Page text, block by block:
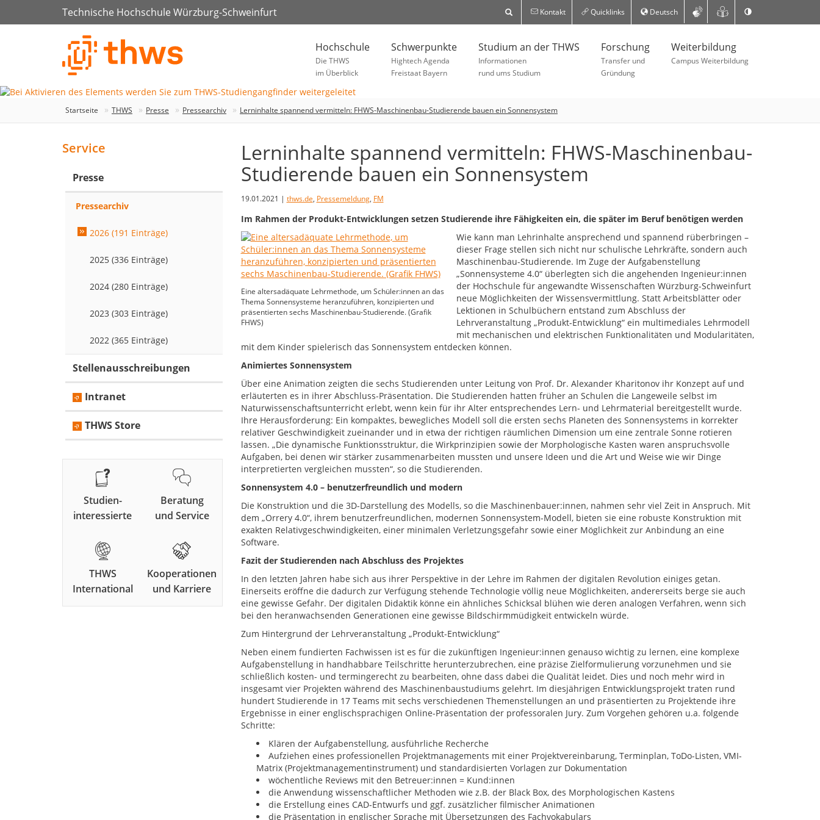
Technische Hochschule Würzburg-Schweinfurt Kontakt Quicklinks Deutsch
Hochschule
Die THWS
im Überblick
Schwerpunkte
Hightech Agenda
Freistaat Bayern
Studium an der THWS
Informationen
rund ums Studium
Forschung
Transfer und
Gründung
Weiterbildung
Campus Weiterbildung
Startseite THWS Presse Pressearchiv Lerninhalte spannend vermitteln: FHWS-Maschinenbau-Studierende bauen ein Sonnensystem
Lerninhalte spannend vermitteln: FHWS-Maschinenbau-
Studierende bauen ein Sonnensystem
19.01.2021 | thws.de, Pressemeldung, FM
Im Rahmen der Produkt-Entwicklungen setzen Studierende ihre Fähigkeiten ein, die später im Beruf benötigen werden
Eine altersadäquate Lehrmethode, um Schüler:innen an das
Thema Sonnensysteme heranzuführen, konzipierten und
präsentierten sechs Maschinenbau-Studierende. (Grafik
FHWS)
Wie kann man Lehrinhalte ansprechend und spannend rüberbringen –
dieser Frage stellen sich nicht nur schulische Lehrkräfte, sondern auch
Maschinenbau-Studierende. Im Zuge der Aufgabenstellung
„Sonnensysteme 4.0“ überlegten sich die angehenden Ingenieur:innen
der Hochschule für angewandte Wissenschaften Würzburg-Schweinfurt
neue Möglichkeiten der Wissensvermittlung. Statt Arbeitsblätter oder
Lektionen in Schulbüchern entstand zum Abschluss der
Lehrveranstaltung „Produkt-Entwicklung“ ein multimediales Lehrmodell
mit mechanischen und elektrischen Funktionalitäten und Modularitäten,
mit dem Kinder spielerisch das Sonnensystem entdecken können.
Animiertes Sonnensystem
Über eine Animation zeigten die sechs Studierenden unter Leitung von Prof. Dr. Alexander Kharitonov ihr Konzept auf und
erläuterten es in ihrer Abschluss-Präsentation. Die Studierenden hatten früher an Schulen die Langeweile selbst im
Naturwissenschaftsunterricht erlebt, wenn kein für ihr Alter entsprechendes Lern- und Lehrmaterial bereitgestellt wurde.
Ihre Herausforderung: Ein kompaktes, bewegliches Modell soll die ersten sechs Planeten des Sonnensystems in korrekter
relativer Geschwindigkeit zueinander und in etwa der richtigen räumlichen Dimension um eine zentrale Sonne rotieren
lassen. „Die dynamische Funktionsstruktur, die Wirkprinzipien sowie der Morphologische Kasten waren anspruchsvolle
Aufgaben, bei denen wir stärker zusammenarbeiten mussten und unsere Ideen und die Art und Weise wie wir Dinge
interpretierten vergleichen mussten“, so die Studierenden.
Sonnensystem 4.0 – benutzerfreundlich und modern
Die Konstruktion und die 3D-Darstellung des Modells, so die Maschinenbauer:innen, nahmen sehr viel Zeit in Anspruch. Mit
dem „Orrery 4.0“, ihrem benutzerfreundlichen, modernen Sonnensystem-Modell, bieten sie eine robuste Konstruktion mit
exakten Relativgeschwindigkeiten, einer minimalen Verletzungsgefahr sowie einer Möglichkeit zur Anbindung an eine
Software.
Fazit der Studierenden nach Abschluss des Projektes
In den letzten Jahren habe sich aus ihrer Perspektive in der Lehre im Rahmen der digitalen Revolution einiges getan.
Einerseits eröffne die dadurch zur Verfügung stehende Technologie völlig neue Möglichkeiten, andererseits berge sie auch
eine gewisse Gefahr. Der digitalen Didaktik könne ein ähnliches Schicksal blühen wie deren analogen Verfahren, wenn sich
bei den heranwachsenden Generationen eine gewisse Bildschirmmüdigkeit entwickeln würde.
Zum Hintergrund der Lehrveranstaltung „Produkt-Entwicklung“
Neben einem fundierten Fachwissen ist es für die zukünftigen Ingenieur:innen genauso wichtig zu lernen, eine komplexe
Aufgabenstellung in handhabbare Teilschritte herunterzubrechen, eine präzise Zielformulierung vorzunehmen und sie
schließlich kosten- und termingerecht zu bearbeiten, ohne dass dabei die Qualität leidet. Dies und noch mehr wird in
insgesamt vier Projekten während des Maschinenbaustudiums gelehrt. Im diesjährigen Entwicklungsprojekt traten rund
hundert Studierende in 17 Teams mit sechs verschiedenen Themenstellungen an und präsentierten zu Projektende ihre
Ergebnisse in einer englischsprachigen Online-Präsentation der professoralen Jury. Zum Vorgehen gehören u.a. folgende
Schritte:
Klären der Aufgabenstellung, ausführliche Recherche
Aufziehen eines professionellen Projektmanagements mit einer Projektvereinbarung, Terminplan, ToDo-Listen, VMI-
Matrix (Projektmanagementinstrument) und standardisierten Vorlagen zur Dokumentation
wöchentliche Reviews mit den Betreuer:innen = Kund:innen
die Anwendung wissenschaftlicher Methoden wie z.B. der Black Box, des Morphologischen Kastens
die Erstellung eines CAD-Entwurfs und ggf. zusätzlicher filmischer Animationen
die Präsentation in englischer Sprache mit Übersetzungen des Fachvokabulars
Service
Presse
Pressearchiv
2026 (191 Einträge)
2025 (336 Einträge)
2024 (280 Einträge)
2023 (303 Einträge)
2022 (365 Einträge)
Stellenausschreibungen
Intranet
THWS Store
Studien-
interessierte
Beratung
und Service
THWS
International
Kooperationen
und Karriere